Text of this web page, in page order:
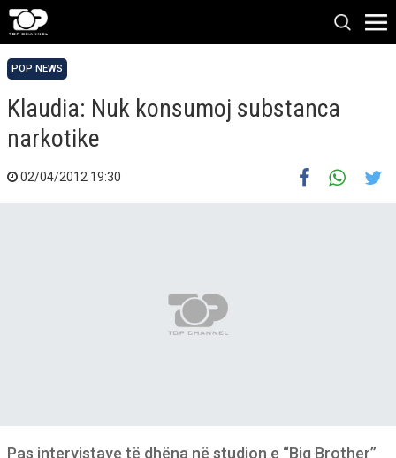
POP NEWS
Klaudia: Nuk konsumoj substanca
narkotike
02/04/2012 19:30
Pas intervistave të dhëna në studion e “Big Brother”